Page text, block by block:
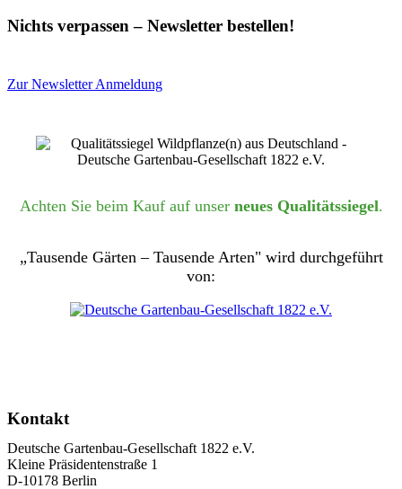
Nichts verpassen – Newsletter bestellen!
Zur Newsletter Anmeldung
Achten Sie beim Kauf auf unser neues Qualitätssiegel.
„Tausende Gärten – Tausende Arten" wird durchgeführt
von:
Kontakt
Deutsche Gartenbau-Gesellschaft 1822 e.V.
Kleine Präsidentenstraße 1
D-10178 Berlin